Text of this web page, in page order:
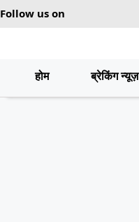
Follow us on
होम ब्रेकिंग न्यूज़